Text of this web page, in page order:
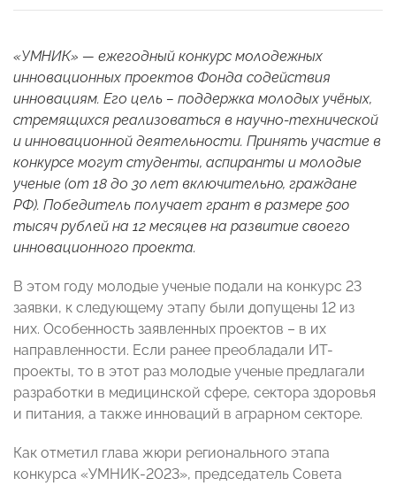
«УМНИК» — ежегодный конкурс молодежных
инновационных проектов Фонда содействия
инновациям. Его цель – поддержка молодых учёных,
стремящихся реализоваться в научно-технической
и инновационной деятельности. Принять участие в
конкурсе могут студенты, аспиранты и молодые
ученые (от 18 до 30 лет включительно, граждане
РФ). Победитель получает грант в размере 500
тысяч рублей на 12 месяцев на развитие своего
инновационного проекта.
В этом году молодые ученые подали на конкурс 23
заявки, к следующему этапу были допущены 12 из
них. Особенность заявленных проектов – в их
направленности. Если ранее преобладали ИТ-
проекты, то в этот раз молодые ученые предлагали
разработки в медицинской сфере, сектора здоровья
и питания, а также инноваций в аграрном секторе.
Как отметил глава жюри регионального этапа
конкурса «УМНИК-2023», председатель Совета